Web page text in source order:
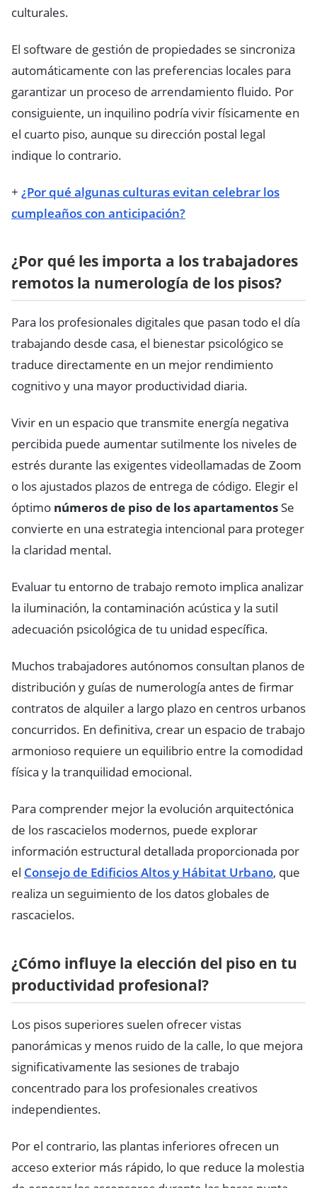
culturales.
El software de gestión de propiedades se sincroniza
automáticamente con las preferencias locales para
garantizar un proceso de arrendamiento fluido. Por
consiguiente, un inquilino podría vivir físicamente en
el cuarto piso, aunque su dirección postal legal
indique lo contrario.
+ ¿Por qué algunas culturas evitan celebrar los
cumpleaños con anticipación?
¿Por qué les importa a los trabajadores
remotos la numerología de los pisos?
Para los profesionales digitales que pasan todo el día
trabajando desde casa, el bienestar psicológico se
traduce directamente en un mejor rendimiento
cognitivo y una mayor productividad diaria.
Vivir en un espacio que transmite energía negativa
percibida puede aumentar sutilmente los niveles de
estrés durante las exigentes videollamadas de Zoom
o los ajustados plazos de entrega de código. Elegir el
óptimo números de piso de los apartamentosSe
convierte en una estrategia intencional para proteger
la claridad mental.
Evaluar tu entorno de trabajo remoto implica analizar
la iluminación, la contaminación acústica y la sutil
adecuación psicológica de tu unidad específica.
Muchos trabajadores autónomos consultan planos de
distribución y guías de numerología antes de firmar
contratos de alquiler a largo plazo en centros urbanos
concurridos. En definitiva, crear un espacio de trabajo
armonioso requiere un equilibrio entre la comodidad
física y la tranquilidad emocional.
Para comprender mejor la evolución arquitectónica
de los rascacielos modernos, puede explorar
información estructural detallada proporcionada por
el Consejo de Edificios Altos y Hábitat Urbano, que
realiza un seguimiento de los datos globales de
rascacielos.
¿Cómo influye la elección del piso en tu
productividad profesional?
Los pisos superiores suelen ofrecer vistas
panorámicas y menos ruido de la calle, lo que mejora
significativamente las sesiones de trabajo
concentrado para los profesionales creativos
independientes.
Por el contrario, las plantas inferiores ofrecen un
acceso exterior más rápido, lo que reduce la molestia